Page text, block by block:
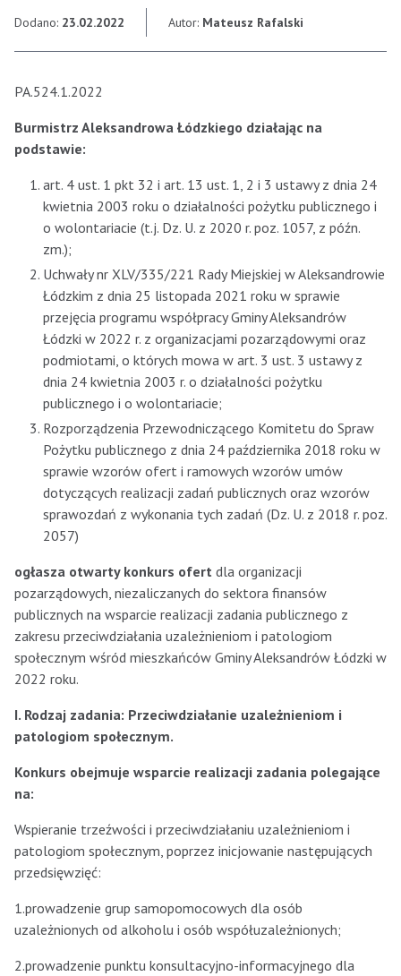
Dodano: 23.02.2022 Autor: Mateusz Rafalski
PA.524.1.2022
Burmistrz Aleksandrowa Łódzkiego działając na
podstawie:
art. 4 ust. 1 pkt 32 i art. 13 ust. 1, 2 i 3 ustawy z dnia 24
kwietnia 2003 roku o działalności pożytku publicznego i
o wolontariacie (t.j. Dz. U. z 2020 r. poz. 1057, z późn.
zm.);
Uchwały nr XLV/335/221 Rady Miejskiej w Aleksandrowie
Łódzkim z dnia 25 listopada 2021 roku w sprawie
przejęcia programu współpracy Gminy Aleksandrów
Łódzki w 2022 r. z organizacjami pozarządowymi oraz
podmiotami, o których mowa w art. 3 ust. 3 ustawy z
dnia 24 kwietnia 2003 r. o działalności pożytku
publicznego i o wolontariacie;
Rozporządzenia Przewodniczącego Komitetu do Spraw
Pożytku publicznego z dnia 24 października 2018 roku w
sprawie wzorów ofert i ramowych wzorów umów
dotyczących realizacji zadań publicznych oraz wzorów
sprawozdań z wykonania tych zadań (Dz. U. z 2018 r. poz.
2057)
ogłasza otwarty konkurs ofert dla organizacji
pozarządowych, niezaliczanych do sektora finansów
publicznych na wsparcie realizacji zadania publicznego z
zakresu przeciwdziałania uzależnieniom i patologiom
społecznym wśród mieszkańców Gminy Aleksandrów Łódzki w
2022 roku.
I. Rodzaj zadania: Przeciwdziałanie uzależnieniom i
patologiom społecznym.
Konkurs obejmuje wsparcie realizacji zadania polegające
na:
Wspieranie trzeźwości i przeciwdziałaniu uzależnieniom i
patologiom społecznym, poprzez inicjowanie następujących
przedsięwzięć:
1.prowadzenie grup samopomocowych dla osób
uzależnionych od alkoholu i osób współuzależnionych;
2.prowadzenie punktu konsultacyjno-informacyjnego dla